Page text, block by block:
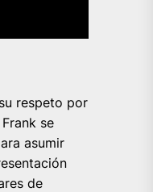
respeto por
se
asumir
de